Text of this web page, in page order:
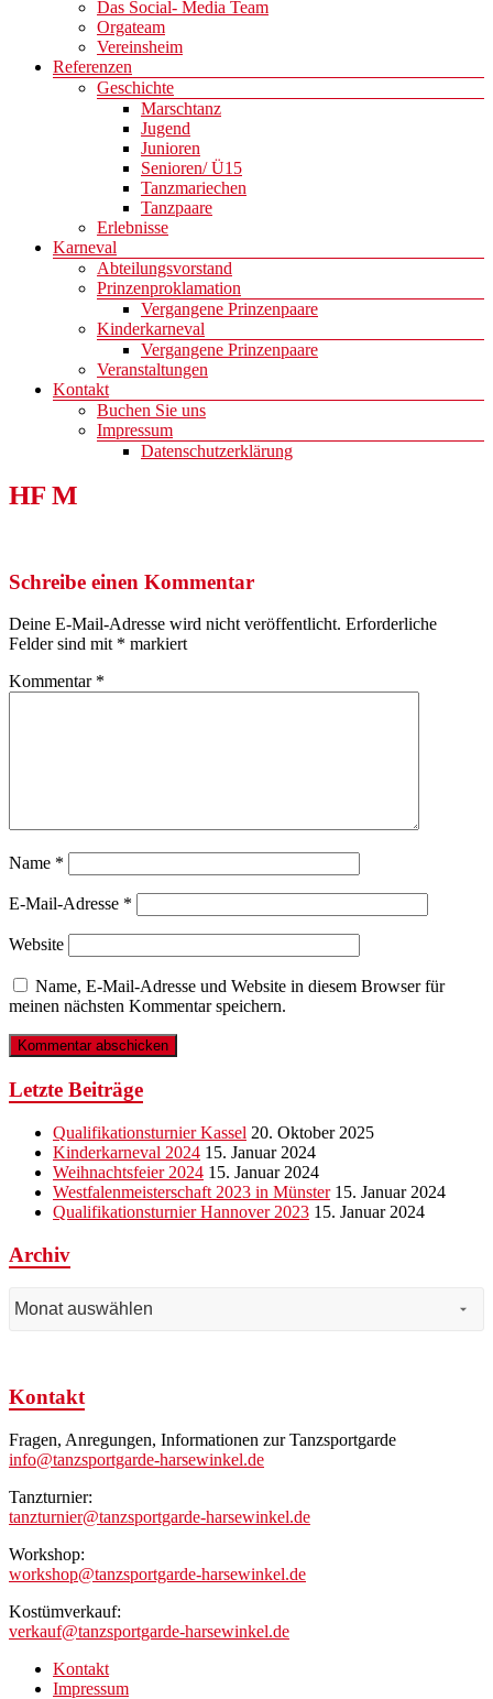
Das Social- Media Team
Orgateam
Vereinsheim
Referenzen
Geschichte
Marschtanz
Jugend
Junioren
Senioren/ Ü15
Tanzmariechen
Tanzpaare
Erlebnisse
Karneval
Abteilungsvorstand
Prinzenproklamation
Vergangene Prinzenpaare
Kinderkarneval
Vergangene Prinzenpaare
Veranstaltungen
Kontakt
Buchen Sie uns
Impressum
Datenschutzerklärung
HF M
Schreibe einen Kommentar
Deine E-Mail-Adresse wird nicht veröffentlicht. Erforderliche
Felder sind mit * markiert
Kommentar *
Name *
E-Mail-Adresse *
Website
Name, E-Mail-Adresse und Website in diesem Browser für
meinen nächsten Kommentar speichern.
Letzte Beiträge
Qualifikationsturnier Kassel 20. Oktober 2025
Kinderkarneval 2024 15. Januar 2024
Weihnachtsfeier 2024 15. Januar 2024
Westfalenmeisterschaft 2023 in Münster 15. Januar 2024
Qualifikationsturnier Hannover 2023 15. Januar 2024
Archiv
Kontakt
Fragen, Anregungen, Informationen zur Tanzsportgarde
info@tanzsportgarde-harsewinkel.de
Tanzturnier:
tanzturnier@tanzsportgarde-harsewinkel.de
Workshop:
workshop@tanzsportgarde-harsewinkel.de
Kostümverkauf:
verkauf@tanzsportgarde-harsewinkel.de
Kontakt
Impressum